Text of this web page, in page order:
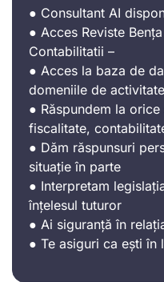
● Consultant AI
● Acces Reviste
Contabilitatii –
● Acces la baza de
domeniile de activitate
● Răspundem la
fiscalitate,
● Dăm răspunsuri
situație în parte
● Interpretam
înțelesul tuturor
● Ai siguranță în
● Te asiguri ca ești în